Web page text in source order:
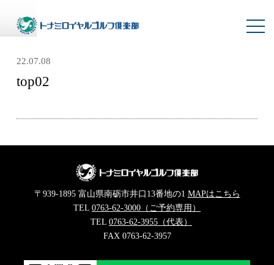
22.07.08
top02
〒939-1895 富山県南砺市井口13番地の1 MAPはこちら
TEL 0763-62-3000（ご予約専用）
TEL 0763-62-3955（代表）
FAX 0763-62-3957